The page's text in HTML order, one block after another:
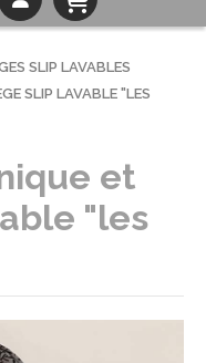
SLIP LAVABLES
SLIP LAVABLE "LES
et
"les